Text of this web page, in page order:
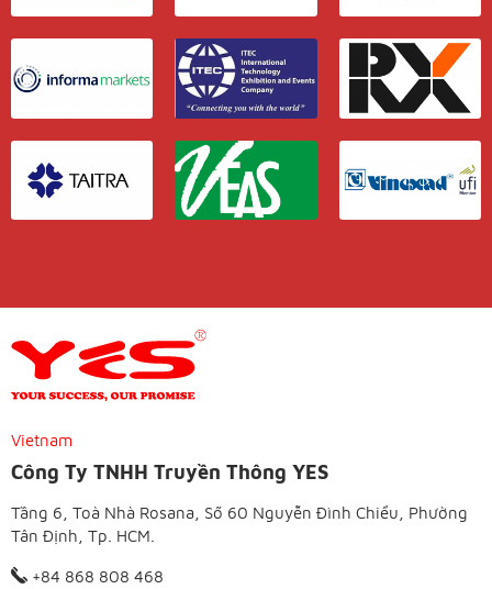
Vietnam
Công Ty TNHH Truyền Thông YES
Tầng 6, Toà Nhà Rosana, Số 60 Nguyễn Đình Chiểu, Phường
Tân Định, Tp. HCM.
+84 868 808 468